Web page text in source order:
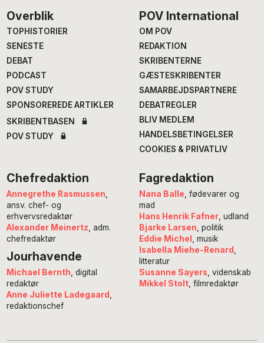
Footer
Overblik
TOPHISTORIER
SENESTE
DEBAT
PODCAST
POV STUDY
SPONSOREREDE ARTIKLER
SKRIBENTBASEN
POV STUDY
POV International
OM POV
REDAKTION
SKRIBENTERNE
GÆSTESKRIBENTER
SAMARBEJDSPARTNERE
DEBATREGLER
BLIV MEDLEM
HANDELSBETINGELSER
COOKIES & PRIVATLIV
Chefredaktion
Annegrethe Rasmussen
ansv. chef- og
erhvervsredaktør
Alexander Meinertz , adm.
chefredaktør
Jourhavende
Michael Bernth, digital
redaktør
Anne Juliette Ladegaard ,
redaktionschef
Fagredaktion
Nana Balle , fødevarer og
mad
Hans Henrik Fafner, udland
Bjarke Larsen , politik
Eddie Michel , musik
Isabella Miehe-Renard
litteratur
Susanne Sayers , videnskab
Mikkel Stolt, filmredaktør